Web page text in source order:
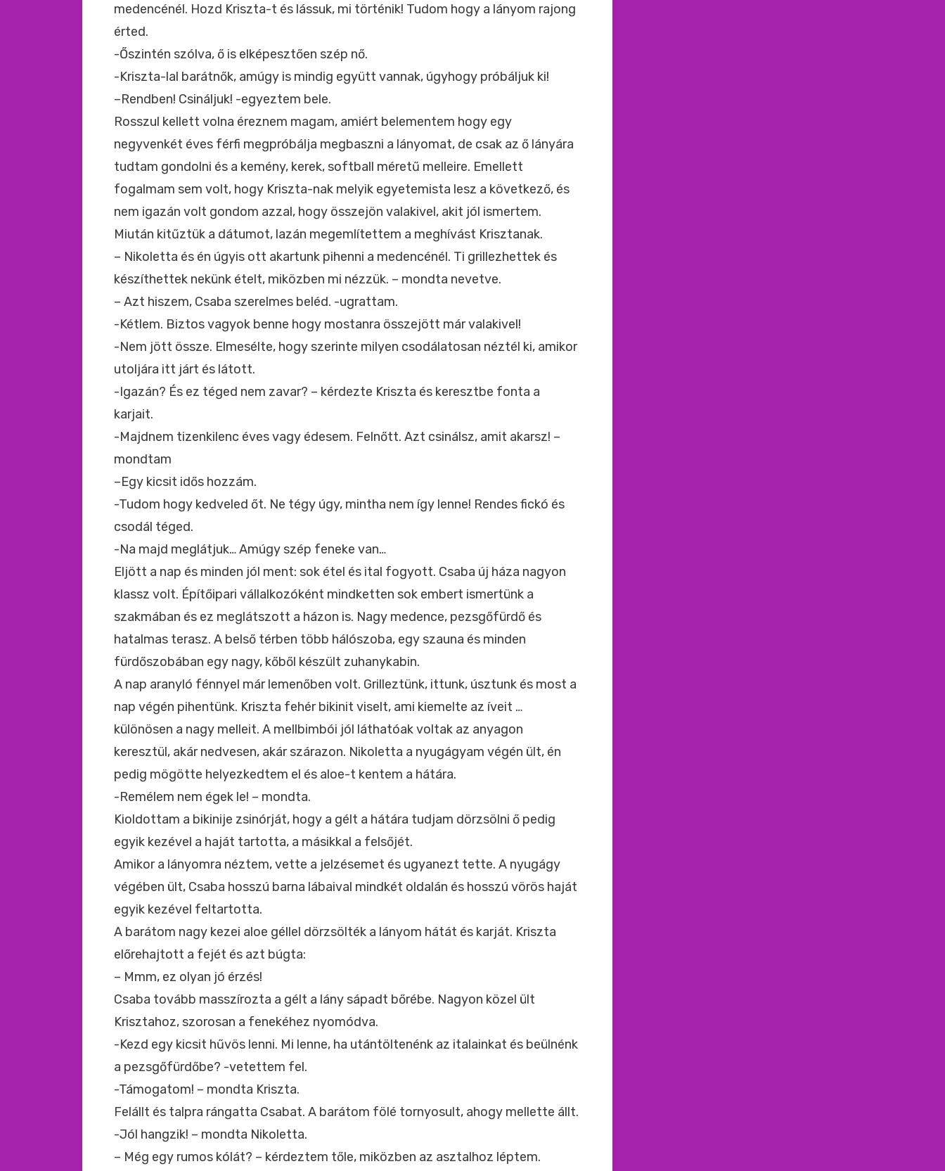
medencénél. Hozd Kriszta-t és lássuk, mi történik! Tudom hogy a lányom rajong
érted.
-Őszintén szólva, ő is elképesztően szép nő.
-Kriszta-lal barátnők, amúgy is mindig együtt vannak, úgyhogy próbáljuk ki!
–Rendben! Csináljuk! -egyeztem bele.
Rosszul kellett volna éreznem magam, amiért belementem hogy egy
negyvenkét éves férfi megpróbálja megbaszni a lányomat, de csak az ő lányára
tudtam gondolni és a kemény, kerek, softball méretű melleire. Emellett
fogalmam sem volt, hogy Kriszta-nak melyik egyetemista lesz a következő, és
nem igazán volt gondom azzal, hogy összejön valakivel, akit jól ismertem.
Miután kitűztük a dátumot, lazán megemlítettem a meghívást Krisztanak.
– Nikoletta és én úgyis ott akartunk pihenni a medencénél. Ti grillezhettek és
készíthettek nekünk ételt, miközben mi nézzük. – mondta nevetve.
– Azt hiszem, Csaba szerelmes beléd. -ugrattam.
-Kétlem. Biztos vagyok benne hogy mostanra összejött már valakivel!
-Nem jött össze. Elmesélte, hogy szerinte milyen csodálatosan néztél ki, amikor
utoljára itt járt és látott.
-Igazán? És ez téged nem zavar? – kérdezte Kriszta és keresztbe fonta a
karjait.
-Majdnem tizenkilenc éves vagy édesem. Felnőtt. Azt csinálsz, amit akarsz! –
mondtam
–Egy kicsit idős hozzám.
-Tudom hogy kedveled őt. Ne tégy úgy, mintha nem így lenne! Rendes fickó és
csodál téged.
-Na majd meglátjuk… Amúgy szép feneke van…
Eljött a nap és minden jól ment: sok étel és ital fogyott. Csaba új háza nagyon
klassz volt. Építőipari vállalkozóként mindketten sok embert ismertünk a
szakmában és ez meglátszott a házon is. Nagy medence, pezsgőfürdő és
hatalmas terasz. A belső térben több hálószoba, egy szauna és minden
fürdőszobában egy nagy, kőből készült zuhanykabin.
A nap aranyló fénnyel már lemenőben volt. Grilleztünk, ittunk, úsztunk és most a
nap végén pihentünk. Kriszta fehér bikinit viselt, ami kiemelte az íveit …
különösen a nagy melleit. A mellbimbói jól láthatóak voltak az anyagon
keresztül, akár nedvesen, akár szárazon. Nikoletta a nyugágyam végén ült, én
pedig mögötte helyezkedtem el és aloe-t kentem a hátára.
-Remélem nem égek le! – mondta.
Kioldottam a bikinije zsinórját, hogy a gélt a hátára tudjam dörzsölni ő pedig
egyik kezével a haját tartotta, a másikkal a felsőjét.
Amikor a lányomra néztem, vette a jelzésemet és ugyanezt tette. A nyugágy
végében ült, Csaba hosszú barna lábaival mindkét oldalán és hosszú vörös haját
egyik kezével feltartotta.
A barátom nagy kezei aloe géllel dörzsölték a lányom hátát és karját. Kriszta
előrehajtott a fejét és azt búgta:
– Mmm, ez olyan jó érzés!
Csaba tovább masszírozta a gélt a lány sápadt bőrébe. Nagyon közel ült
Krisztahoz, szorosan a fenekéhez nyomódva.
-Kezd egy kicsit hűvös lenni. Mi lenne, ha utántöltenénk az italainkat és beülnénk
a pezsgőfürdőbe? -vetettem fel.
-Támogatom! – mondta Kriszta.
Felállt és talpra rángatta Csabat. A barátom fölé tornyosult, ahogy mellette állt.
-Jól hangzik! – mondta Nikoletta.
– Még egy rumos kólát? – kérdeztem tőle, miközben az asztalhoz léptem.